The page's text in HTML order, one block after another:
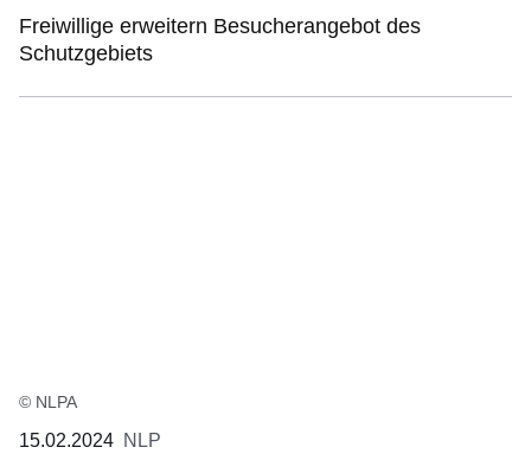
Freiwillige erweitern Besucherangebot des
Schutzgebiets
© NLPA
15.02.2024 NLP